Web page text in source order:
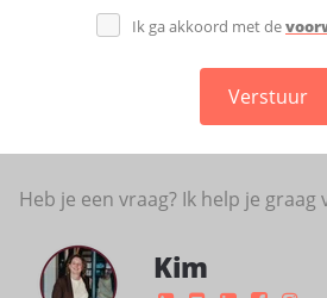
Heb je een vraag? Ik help je graag
Kim
Ik ga akkoord met de
Verstuur